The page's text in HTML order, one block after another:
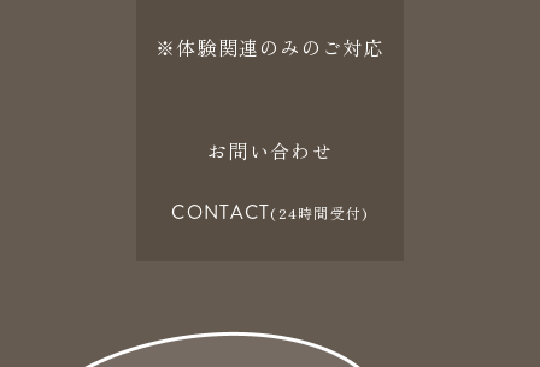
※体験関連のみのご対応
お問い合わせ
CONTACT(24時間受付)